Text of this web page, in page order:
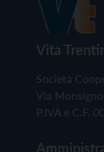
Vita
Società
Via
P.IVA e C.F.